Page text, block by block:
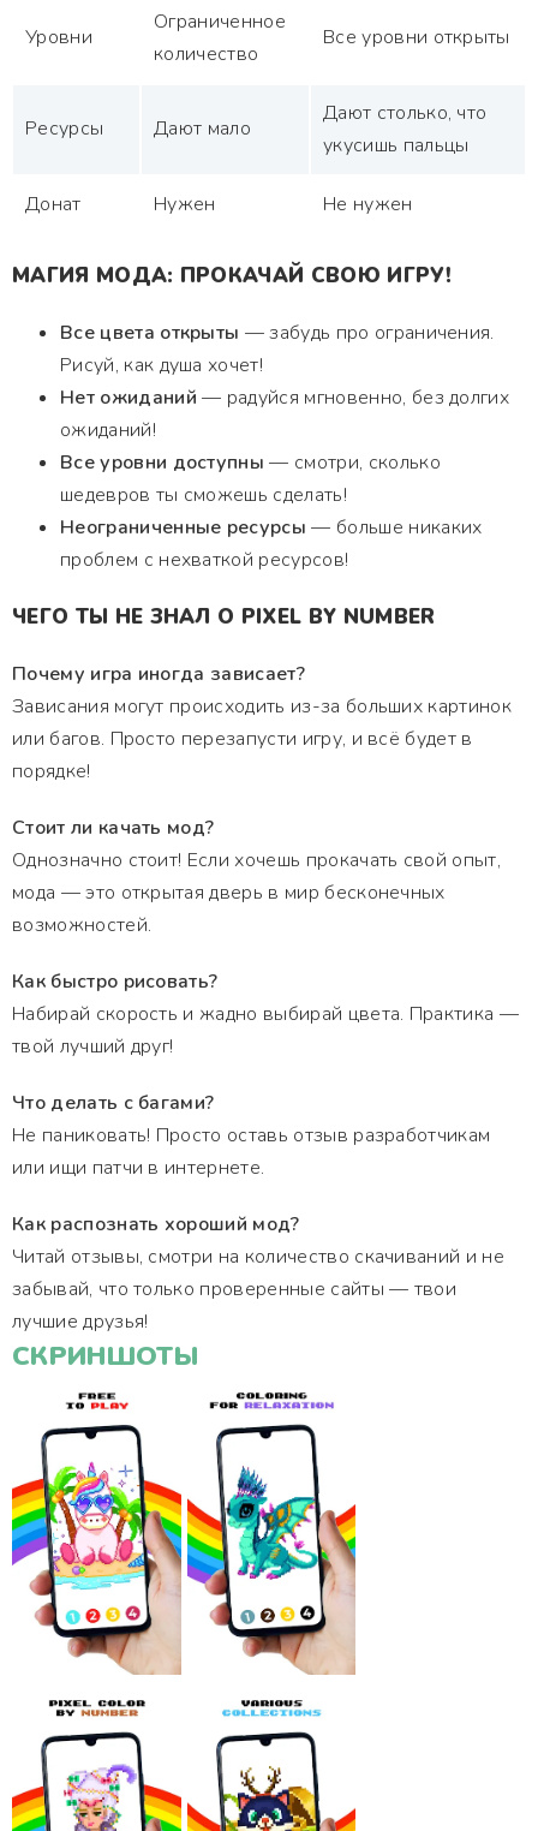
Уровни
Ограниченное
количество
Все уровни открыты
Ресурсы Дают мало
Дают столько, что
укусишь пальцы
Донат Нужен Не нужен
МАГИЯ МОДА: ПРОКАЧАЙ СВОЮ ИГРУ!
Все цвета открыты — забудь про ограничения.
Рисуй, как душа хочет!
Нет ожиданий — радуйся мгновенно, без долгих
ожиданий!
Все уровни доступны — смотри, сколько
шедевров ты сможешь сделать!
Неограниченные ресурсы — больше никаких
проблем с нехваткой ресурсов!
ЧЕГО ТЫ НЕ ЗНАЛ О PIXEL BY NUMBER
Почему игра иногда зависает?
Зависания могут происходить из-за больших картинок
или багов. Просто перезапусти игру, и всё будет в
порядке!
Стоит ли качать мод?
Однозначно стоит! Если хочешь прокачать свой опыт,
мода — это открытая дверь в мир бесконечных
возможностей.
Как быстро рисовать?
Набирай скорость и жадно выбирай цвета. Практика —
твой лучший друг!
Что делать с багами?
Не паниковать! Просто оставь отзыв разработчикам
или ищи патчи в интернете.
Как распознать хороший мод?
Читай отзывы, смотри на количество скачиваний и не
забывай, что только проверенные сайты — твои
лучшие друзья!
СКРИНШОТЫ